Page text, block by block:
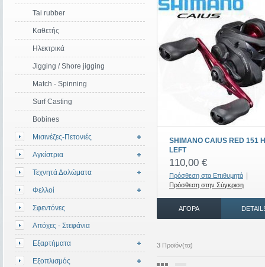
SHIMANO CAIUS RED 151
LEFT
110,00 €
Πρόσθεση στα Επιθυμητά
Πρόσθεση στην Σύγκριση
ΑΓΟΡΆ
3 Προϊόν(τα)
Tai rubber
Καθετής
Ηλεκτρικά
Jigging / Shore jigging
Match - Spinning
Surf Casting
Bobines
Μισινέζες-Πετονιές
Αγκίστρια
Τεχνητά Δολώματα
Φελλοί
Σφεντόνες
Απόχες - Στεφάνια
Εξαρτήματα
Εξοπλισμός